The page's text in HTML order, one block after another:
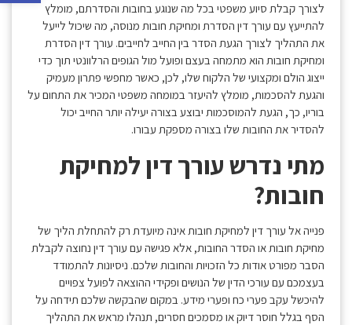
לצורך קבלת סיוע משפטי בכל מה שנוגע בחובות והסדרתם, מומלץ
להתייעץ עם עורך דין הסדרת ומחיקת חובות מנוסה, מה שיכול לייעל
את התהליך לצורך הגעת הסדר בין החייב לחייבים. עורך דין הסדרת
ומחיקת חובות הוא מתמחה בעצם ופועל מול הגופים הרלוונטי תוך כדי
ייצוג הולם ומקצועי של הלקוח שלו, לכן, כאשר מחפשי פתרון מעמיק
והגעת להסכמות, מומלץ להיעזר במומחה משפטי המכיר את התחום על
בוריו, כך, הגעת להמוסכמות יבוצע בצורה יעילה יותר החייב יכול
להסדיר את החובות שלו בצורה מספקת עבורו.
מתי נדרש עורך דין למחיקת
חובות?
פנייה אל עורך דין למחיקת חובות אינה מיועדת רק להתחלת הליך של
מחיקת חובות או הסדר החובות, אלא פגישה עם עורך דין נחוצה לקבלת
הסבר מפורט אודות כל הזכויות והחובות שלכם. ניסיונות להתמודד
בעצמכם עם עורכי הדין של הנושים ופקידי ההוצאה לפועל צפויים
להיכשל עקב פערי כח ופערי מידע. במקום שהבקשה שלכם תידחה על
הסף בגלל חוסר דיוק או מסמכים חסרים, תנהלו מראש את התהליך